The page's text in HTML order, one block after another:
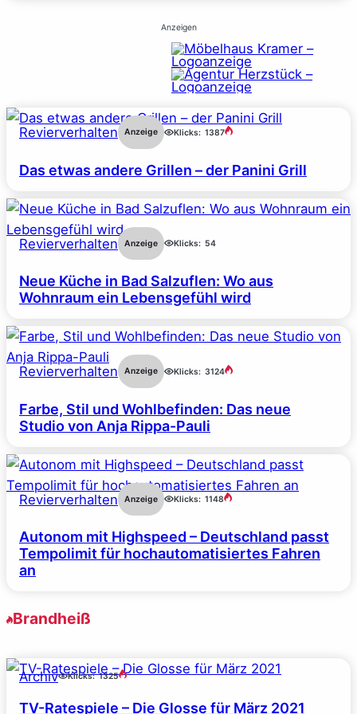
Anzeigen
Revierverhalten Anzeige Klicks: 1387
Das etwas andere Grillen – der Panini Grill
Revierverhalten Anzeige Klicks: 54
Neue Küche in Bad Salzuflen: Wo aus
Wohnraum ein Lebensgefühl wird
Revierverhalten Anzeige Klicks: 3124
Farbe, Stil und Wohlbefinden: Das neue
Studio von Anja Rippa-Pauli
Revierverhalten Anzeige Klicks: 1148
Autonom mit Highspeed – Deutschland passt
Tempolimit für hochautomatisiertes Fahren
an
Brandheiß
Archiv Klicks: 1325
TV-Ratespiele – Die Glosse für März 2021